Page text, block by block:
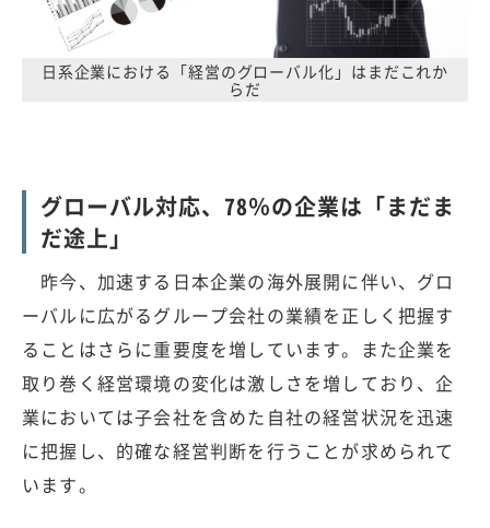
日系企業における「経営のグローバル化」はまだこれか
らだ
グローバル対応、78％の企業は「まだま
だ途上」
昨今、加速する日本企業の海外展開に伴い、グロ
ーバルに広がるグループ会社の業績を正しく把握す
ることはさらに重要度を増しています。また企業を
取り巻く経営環境の変化は激しさを増しており、企
業においては子会社を含めた自社の経営状況を迅速
に把握し、的確な経営判断を行うことが求められて
います。